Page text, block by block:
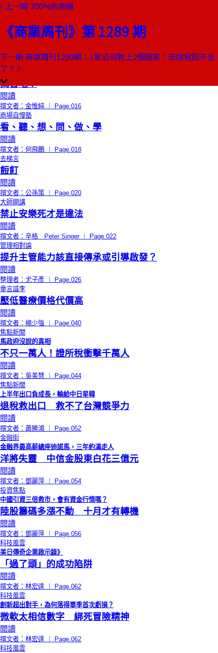
上一期 200%的商機
《商業周刊》第 1289 期
下一期 商業周刊1290期：1家公司對上2個國家：宏達電回不去
了？
本期目錄
限時免費編者的話
爸爸的新名字 2號
閱讀
撰文者：劉佩修 ｜ Page.014
創辦人聊天室
找苦吃！
閱讀
撰文者：金惟純 ｜ Page.016
商場自慢塾
看、聽、想、問、做、學
閱讀
撰文者：何飛鵬 ｜ Page.018
去梯言
餖飣
閱讀
撰文者：公孫策 ｜ Page.020
大師開講
禁止安樂死才是違法
閱讀
撰文者：辛格 Peter Singer ｜ Page.022
管理相對論
提升主管能力該直接傳承或引導啟發？
閱讀
整理者：尤子彥 ｜ Page.026
童言識李
壓低醫療價格代價高
閱讀
撰文者：楊少強 ｜ Page.040
焦點新聞
馬政府沒說的真相
不只一萬人！證所稅衝擊千萬人
閱讀
撰文者：吳美慧 ｜ Page.044
焦點新聞
上半年出口負成長，輸給中日星韓
退稅救出口 救不了台灣競爭力
閱讀
撰文者：蕭勝鴻 ｜ Page.052
金融街
金融界最高薪總座迪諾馬，三年約滿走人
洋將失靈 中信金股東白花三億元
閱讀
撰文者：鄧麗萍 ｜ Page.054
投資焦點
中國引資三倍救市，會有資金行情嗎？
陸股籌碼多漲不動 十月才有轉機
閱讀
撰文者：鄧麗萍 ｜ Page.056
科技風雲
美日傳奇企業啟示錄》
「過了頭」的成功陷阱
閱讀
撰文者：林宏達 ｜ Page.062
科技風雲
創新超出對手，為何落得單季首次虧損？
微軟太相信數字 綁死冒險精神
閱讀
撰文者：林宏達 ｜ Page.062
科技風雲